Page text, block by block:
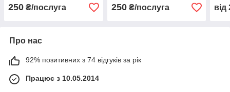
250 ₴/послуга 250₴/послуга від
Про нас
92% позитивних з 74 відгуків за рік
Працює з 10.05.2014